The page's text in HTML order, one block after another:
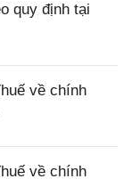
quy định tại
về chính
về chính